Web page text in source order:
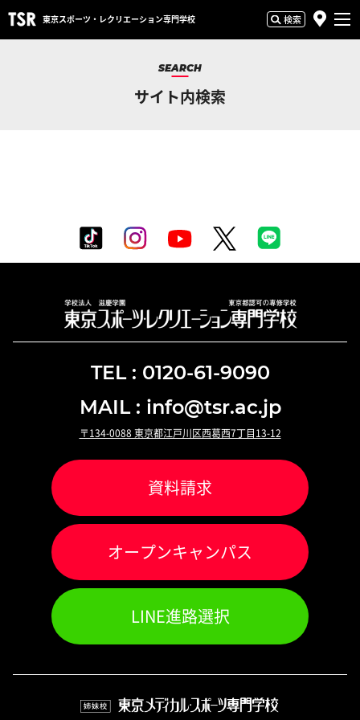
東京スポーツ・ レクリエーション専門学校 検索
SEARCH
サイト内検索
TEL : 0120-61-9090
MAIL : info@tsr.ac.jp
〒134-0088 東京都江戸川区西葛西7丁目13-12
資料請求
オープンキャンパス
LINE進路選択